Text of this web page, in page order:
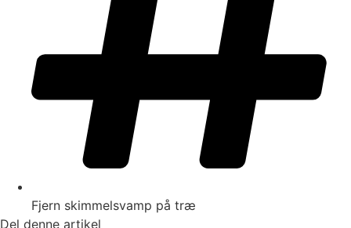
Fjern skimmelsvamp på træ
Del denne artikel